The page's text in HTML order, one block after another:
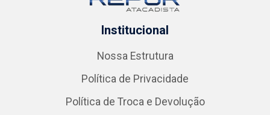
Institucional
Nossa Estrutura
Política de Privacidade
Política de Troca e Devolução